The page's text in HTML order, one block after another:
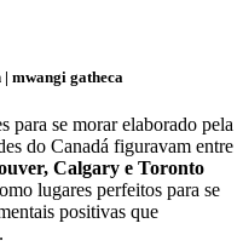
mwangi gatheca
para se morar elaborado pela
do Canadá figuravam entre
Calgary e Toronto
lugares perfeitos para se
positivas que